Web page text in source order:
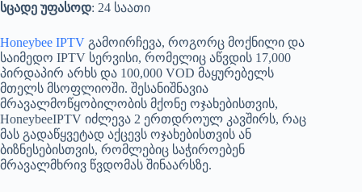
სცადე უფასოდ: 24 საათი
Honeybee IPTV გამოირჩევა, როგორც მოქნილი და
საიმედო IPTV სერვისი, რომელიც აწვდის 17,000
პირდაპირ არხს და 100,000 VOD მაყურებელს
მთელს მსოფლიოში. შესანიშნავია
მრავალმოწყობილობის მქონე ოჯახებისთვის,
HoneybeeIPTV იძლევა 2 ერთდროულ კავშირს, რაც
მას გადაწყვეტად აქცევს ოჯახებისთვის ან
ბიზნესებისთვის, რომლებიც საჭიროებენ
მრავალმხრივ წვდომას შინაარსზე.